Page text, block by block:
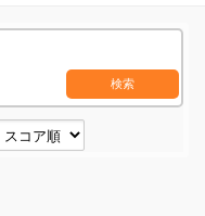
検索